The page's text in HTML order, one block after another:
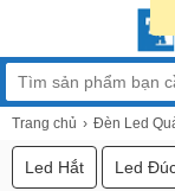
Trang chủ Đèn Led
Led Hắt Led